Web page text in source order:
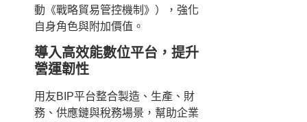
動《戰略貿易管控機制》），強化
自身角色與附加價值。
導入高效能數位平台，提升
營運韌性
用友BIP平台整合製造、生產、財
務、供應鏈與稅務場景，幫助企業